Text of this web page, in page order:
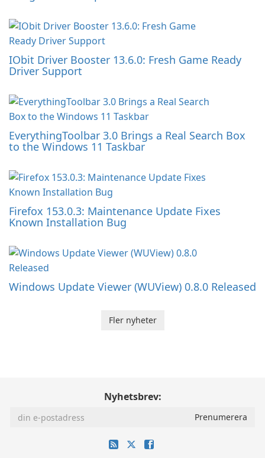
IObit Driver Booster 13.6.0: Fresh Game Ready
Driver Support
EverythingToolbar 3.0 Brings a Real Search Box
to the Windows 11 Taskbar
Firefox 153.0.3: Maintenance Update Fixes
Known Installation Bug
Windows Update Viewer (WUView) 0.8.0 Released
Fler nyheter
Nyhetsbrev: